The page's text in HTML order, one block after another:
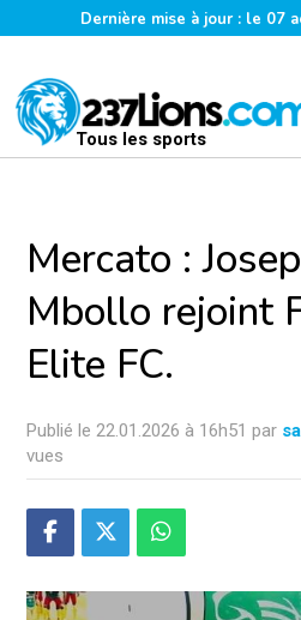
Dernière mise à jour : le 07
Tous les sports
Mercato :
Mbollo rejoint
Elite FC.
Publié le 22.01.2026 à 16h51 par
vues